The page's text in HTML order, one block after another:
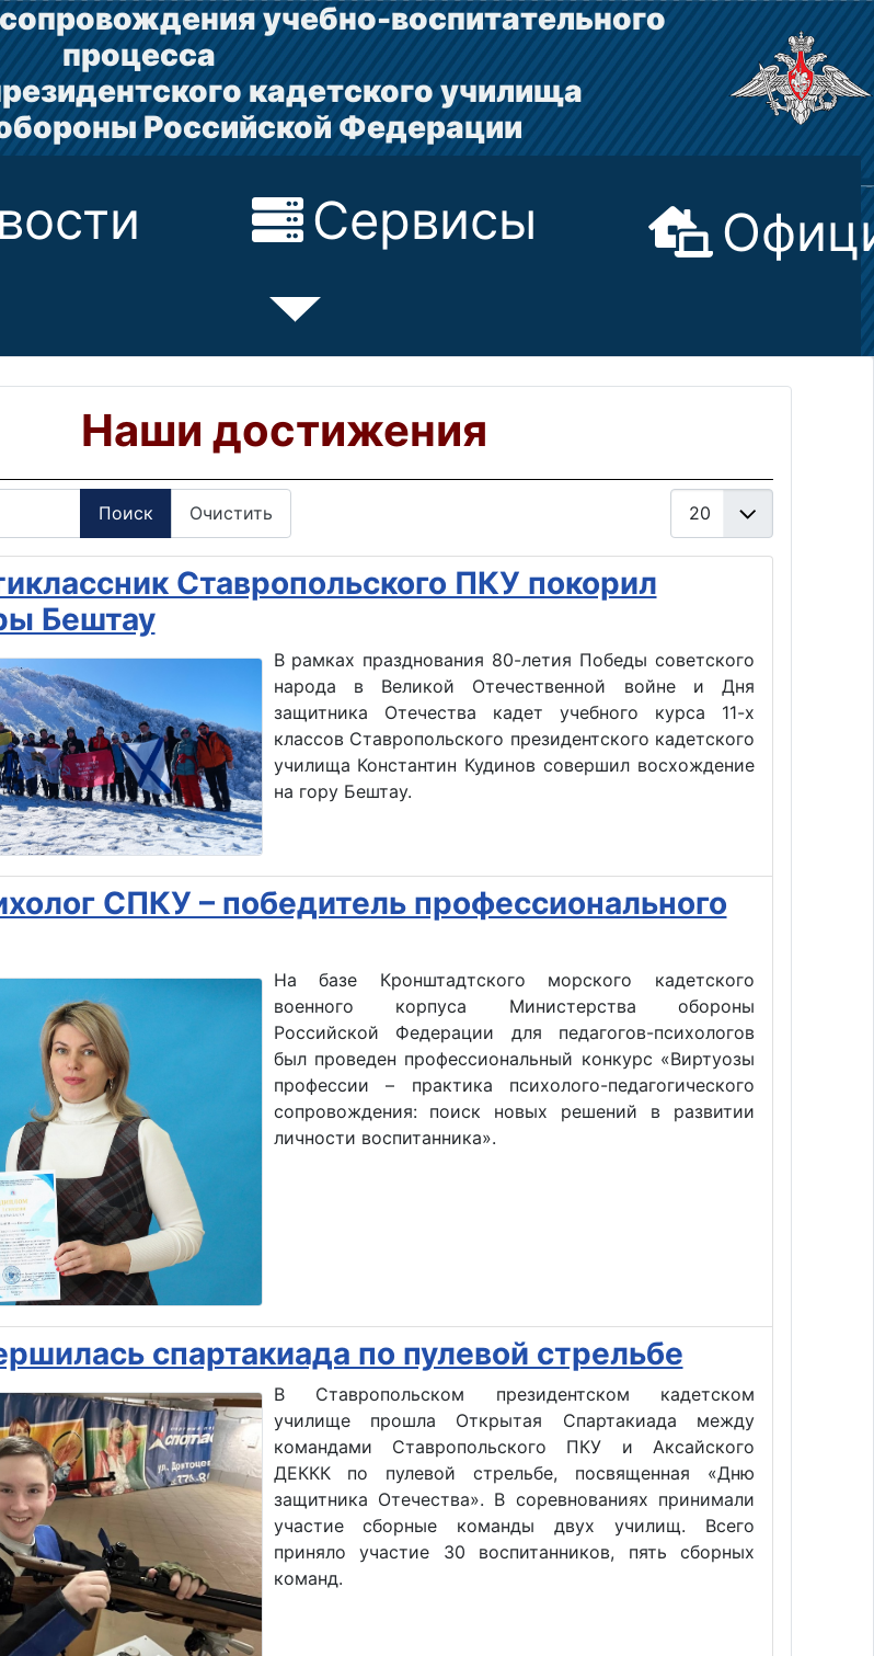
учебно-воспитательного
процесса
кадетского училища
Российской Федерации
Сервисы
Наши достижения
Поиск Очистить
Ставропольского ПКУ покорил
Бештау
В рамках празднования 80-летия Победы советского
народа в Великой Отечественной войне и Дня
защитника Отечества кадет учебного курса 11-х
классов Ставропольского президентского кадетского
училища Константин Кудинов совершил восхождение
на гору Бештау.
СПКУ – победитель профессионального
На базе Кронштадтского морского кадетского
военного корпуса Министерства обороны
Российской Федерации для педагогов-психологов
был проведен профессиональный конкурс «Виртуозы
профессии – практика психолого-педагогического
сопровождения: поиск новых решений в развитии
личности воспитанника».
спартакиада по пулевой стрельбе
В Ставропольском президентском кадетском
училище прошла Открытая Спартакиада между
командами Ставропольского ПКУ и Аксайского
ДЕККК по пулевой стрельбе, посвященная «Дню
защитника Отечества». В соревнованиях принимали
участие сборные команды двух училищ. Всего
приняло участие 30 воспитанников, пять сборных
команд.